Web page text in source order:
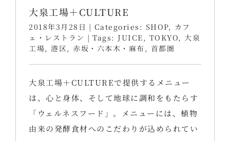
大泉工場＋CULTURE
2018年3月28日 | Categories: SHOP, カフ
ェ・レストラン | Tags: JUICE , TOKYO, 大泉
工場, 港区 , 赤坂・六本木・麻布 , 首都圏
大泉工場＋CULTUREで提供するメニュー
は、心と身体、そして地球に調和をもたらす
「ウェルネスフード」。メニューには、植物
由来の発酵食材へのこだわりが込められてい